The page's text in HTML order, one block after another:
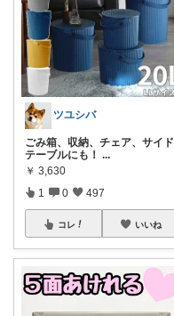
ツユシバ
ごみ箱、収納、チェア、サイド
テーブルにも！ ...
￥ 3,630
1 0 497
コレ いいね